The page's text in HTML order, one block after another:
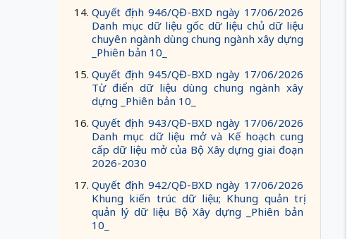
Quyết định 946/QĐ-BXD ngày 17/06/2026
Danh mục dữ liệu gốc dữ liệu chủ dữ liệu
chuyên ngành dùng chung ngành xây dựng
_Phiên bản 10_
Quyết định 945/QĐ-BXD ngày 17/06/2026
Từ điển dữ liệu dùng chung ngành xây
dựng _Phiên bản 10_
Quyết định 943/QĐ-BXD ngày 17/06/2026
Danh mục dữ liệu mở và Kế hoạch cung
cấp dữ liệu mở của Bộ Xây dựng giai đoạn
2026-2030
Quyết định 942/QĐ-BXD ngày 17/06/2026
Khung kiến trúc dữ liệu; Khung quản trị
quản lý dữ liệu Bộ Xây dựng _Phiên bản
10_